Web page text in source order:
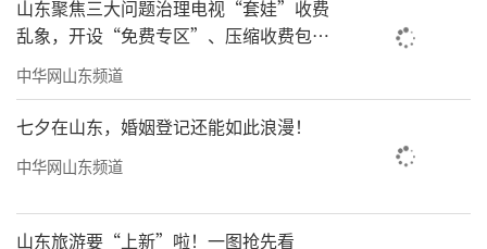
山东聚焦三大问题治理电视“套娃”收费
乱象，开设“免费专区”、压缩收费包比
例70%以上
中华网山东频道
七夕在山东，婚姻登记还能如此浪漫！
中华网山东频道
山东旅游要“上新”啦！一图抢先看